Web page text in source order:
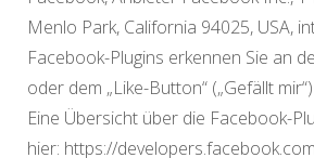
Menlo Park, California 94025, USA,
Facebook-Plugins erkennen Sie an
oder dem „Like-Button“ („Gefällt
Eine Übersicht über die Facebook-
hier: https://